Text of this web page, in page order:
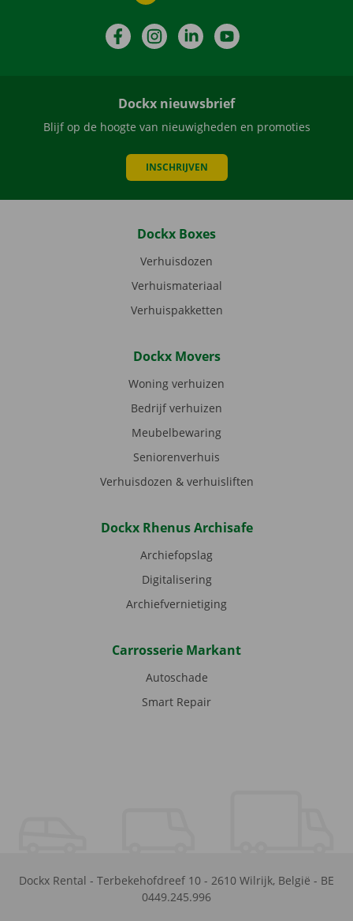
FacebookInstagramLinkedIn
Dockx nieuwsbrief
Blijf op de hoogte van nieuwigheden en promoties
INSCHRIJVEN
Dockx Boxes
Verhuisdozen
Verhuismateriaal
Verhuispakketten
Dockx Movers
Woning verhuizen
Bedrijf verhuizen
Meubelbewaring
Seniorenverhuis
Verhuisdozen & verhuisliften
Dockx Rhenus Archisafe
Archiefopslag
Digitalisering
Archiefvernietiging
Carrosserie Markant
Autoschade
Smart Repair
Dockx Rental - Terbekehofdreef 10 - 2610 Wilrijk, België - BE
0449.245.996